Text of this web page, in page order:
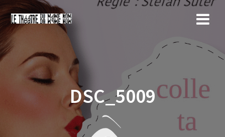
Skip
DSC_5009